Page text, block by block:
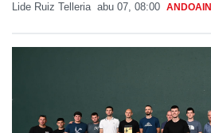
Lide Ruiz Telleria abu 07, 08:00 ANDOAIN